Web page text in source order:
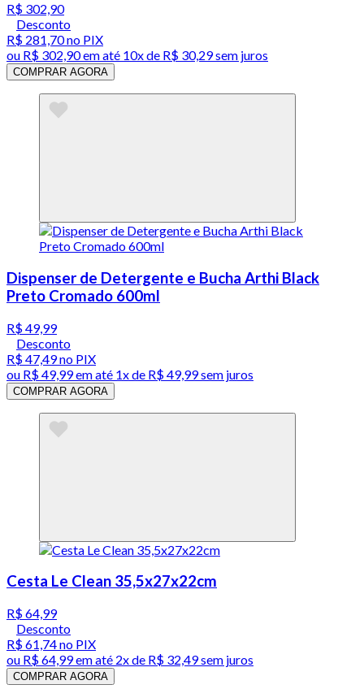
R$ 302,90
Desconto
R$ 281,70no PIX
ou R$ 302,90em até 10x de R$ 30,29 sem juros
COMPRAR AGORA
Dispenser de Detergente e Bucha Arthi Black
Preto Cromado 600ml
R$ 49,99
Desconto
R$ 47,49no PIX
ou R$ 49,99em até 1x de R$ 49,99sem juros
COMPRAR AGORA
Cesta Le Clean 35,5x27x22cm
R$ 64,99
Desconto
R$ 61,74no PIX
ou R$ 64,99em até 2x de R$ 32,49 sem juros
COMPRAR AGORA